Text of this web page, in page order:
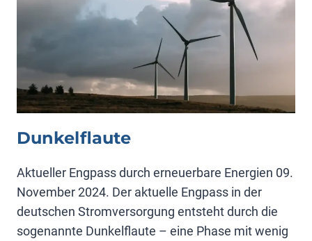
Dunkelflaute
Aktueller Engpass durch erneuerbare Energien 09.
November 2024. Der aktuelle Engpass in der
deutschen Stromversorgung entsteht durch die
sogenannte Dunkelflaute – eine Phase mit wenig